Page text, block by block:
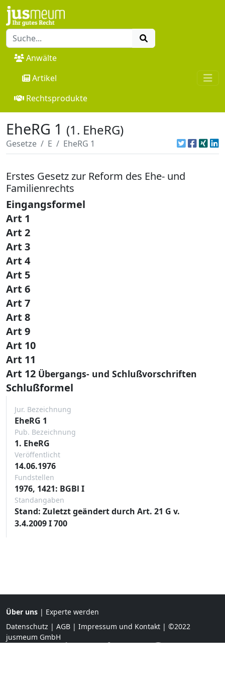
Anwälte
Artikel
Rechtsprodukte
EheRG 1 (1. EheRG)
Gesetze E EheRG 1
Erstes Gesetz zur Reform des Ehe- und
Familienrechts
Eingangsformel
Art 1
Art 2
Art 3
Art 4
Art 5
Art 6
Art 7
Art 8
Art 9
Art 10
Art 11
Art 12 Übergangs- und Schlußvorschriften
Schlußformel
Jur. Bezeichnung
EheRG 1
Pub. Bezeichnung
1. EheRG
Veröffentlicht
14.06.1976
Fundstellen
1976, 1421: BGBl I
Standangaben
Stand: Zuletzt geändert durch Art. 21 G v.
3.4.2009 I 700
Über uns | Experte werden
Datenschutz | AGB | Impressum und Kontakt | ©2022
jusmeum GmbH